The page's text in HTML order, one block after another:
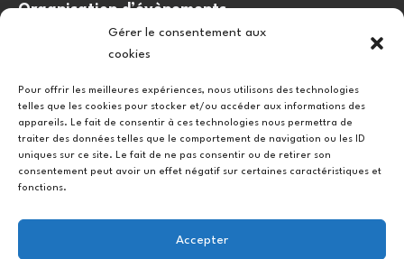
Gérer le consentement aux
cookies
Pour offrir les meilleures expériences, nous utilisons des technologies
telles que les cookies pour stocker et/ou accéder aux informations des
appareils. Le fait de consentir à ces technologies nous permettra de
traiter des données telles que le comportement de navigation ou les ID
uniques sur ce site. Le fait de ne pas consentir ou de retirer son
consentement peut avoir un effet négatif sur certaines caractéristiques et
fonctions.
Accepter
Organisation d’évènements
viedulieu@quatrequarts.coop
Politique de cookies (UE)